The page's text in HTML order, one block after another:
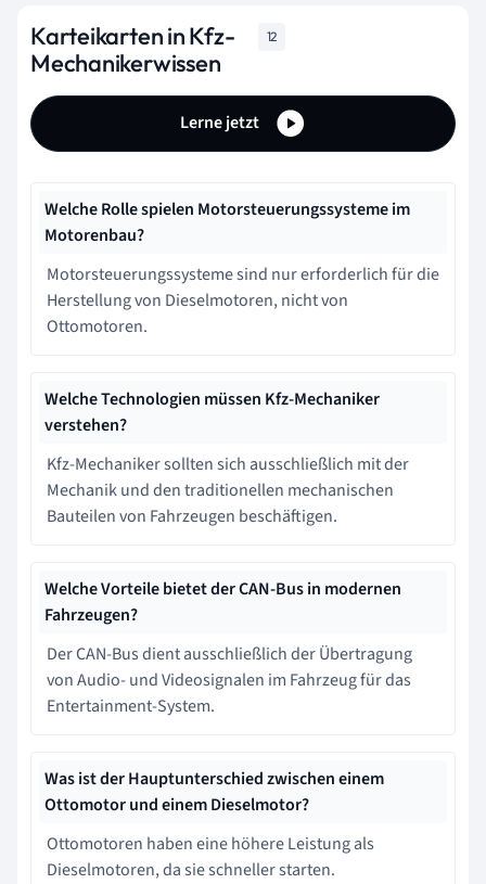
Karteikarten in Kfz-
Mechanikerwissen
12
Lerne jetzt
Welche Rolle spielen Motorsteuerungssysteme im
Motorenbau?
Motorsteuerungssysteme sind nur erforderlich für die
Herstellung von Dieselmotoren, nicht von
Ottomotoren.
Welche Technologien müssen Kfz-Mechaniker
verstehen?
Kfz-Mechaniker sollten sich ausschließlich mit der
Mechanik und den traditionellen mechanischen
Bauteilen von Fahrzeugen beschäftigen.
Welche Vorteile bietet der CAN-Bus in modernen
Fahrzeugen?
Der CAN-Bus dient ausschließlich der Übertragung
von Audio- und Videosignalen im Fahrzeug für das
Entertainment-System.
Was ist der Hauptunterschied zwischen einem
Ottomotor und einem Dieselmotor?
Ottomotoren haben eine höhere Leistung als
Dieselmotoren, da sie schneller starten.